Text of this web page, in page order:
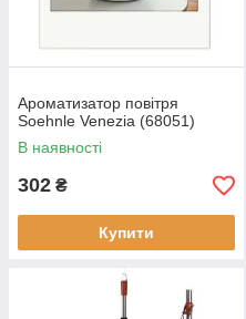
Ароматизатор повітря
Soehnle Venezia (68051)
В наявності
302 ₴
Купити